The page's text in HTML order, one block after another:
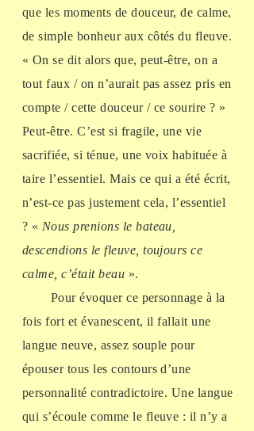
que les moments de douceur, de calme,
de simple bonheur aux côtés du fleuve.
« On se dit alors que, peut-être, on a
tout faux / on n’aurait pas assez pris en
compte / cette douceur / ce sourire ? »
Peut-être. C’est si fragile, une vie
sacrifiée, si ténue, une voix habituée à
taire l’essentiel. Mais ce qui a été écrit,
n’est-ce pas justement cela, l’essentiel
? « Nous prenions le bateau,
descendions le fleuve, toujours ce
calme, c’était beau ».
Pour évoquer ce personnage à la
fois fort et évanescent, il fallait une
langue neuve, assez souple pour
épouser tous les contours d’une
personnalité contradictoire. Une langue
qui s’écoule comme le fleuve : il n’y a